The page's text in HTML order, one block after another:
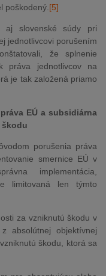
poškodený. [5]
aj slovenské súdy pri
jednotlivcovi porušením
že splnenie
jednotlivcov na
je tak založená priamo
EÚ a subsidiárna
škodu
porušenia práva
smernice EÚ v
implementácia,
limitovaná len týmto
za vzniknutú škodu v
absolútnej objektívnej
škodu, ktorá sa